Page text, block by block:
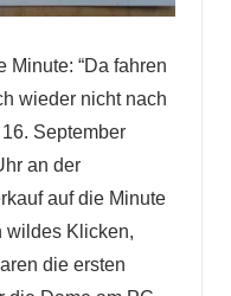
Minute: “Da fahren
wieder nicht nach
September
an der
auf die Minute
wildes Klicken,
die ersten